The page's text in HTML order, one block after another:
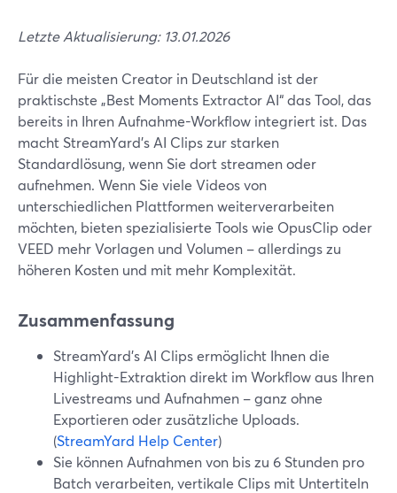
Letzte Aktualisierung: 13.01.2026
Für die meisten Creator in Deutschland ist der
praktischste „Best Moments Extractor AI“ das Tool, das
bereits in Ihren Aufnahme-Workflow integriert ist. Das
macht StreamYard’s AI Clips zur starken
Standardlösung, wenn Sie dort streamen oder
aufnehmen. Wenn Sie viele Videos von
unterschiedlichen Plattformen weiterverarbeiten
möchten, bieten spezialisierte Tools wie OpusClip oder
VEED mehr Vorlagen und Volumen – allerdings zu
höheren Kosten und mit mehr Komplexität.
Zusammenfassung
StreamYard’s AI Clips ermöglicht Ihnen die
Highlight-Extraktion direkt im Workflow aus Ihren
Livestreams und Aufnahmen – ganz ohne
Exportieren oder zusätzliche Uploads.
(StreamYard Help Center)
Sie können Aufnahmen von bis zu 6 Stunden pro
Batch verarbeiten, vertikale Clips mit Untertiteln